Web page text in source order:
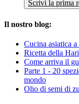
Scrivi la prima
Il nostro blog:
Cucina asiatica
Ricetta della
Come arriva il
Parte 1 - 20
mondo
Olio di semi di